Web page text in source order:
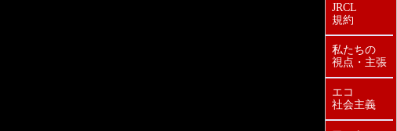
JRCL
規約
私たちの
視点・主張
エコ
社会主義